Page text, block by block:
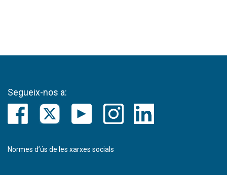
Segueix-nos a:
Normes d’ús de les xarxes socials